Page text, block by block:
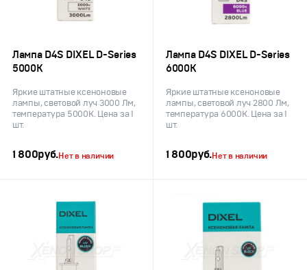
Лампа D4S DIXEL D-Series
5000K
Яркие штатные ксеноновые
лампы, световой луч 3000 Лм,
температура 5000K. Цена за 1
шт.
1 800руб.Нет в наличии
Лампа D4S DIXEL D-Series
6000K
Яркие штатные ксеноновые
лампы, световой луч 2800 Лм,
температура 6000K. Цена за 1
шт.
1 800руб.Нет в наличии